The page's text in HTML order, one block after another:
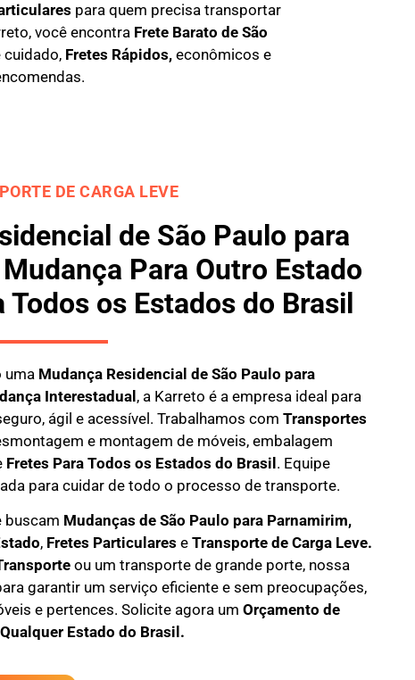
para quem precisa transportar
você encontra Frete Barato de São
Fretes Rápidos, econômicos e
DE CARGA LEVE
de São Paulo para
Para Outro Estado
Todos os Estados do Brasil
uma Mudança Residencial de São Paulo para
Interestadual, a Karreto é a empresa ideal para
ágil e acessível. Trabalhamos com Transportes
e montagem de móveis, embalagem
Fretes Para Todos os Estados do Brasil. Equipe
para cuidar de todo o processo de transporte.
buscam Mudanças de São Paulo para Parnamirim,
,Fretes Particulares e Transportede Carga Leve.
ou um transporte de grande porte, nossa
garantir um serviço eficiente e sem preocupações,
e pertences. Solicite agora um Orçamento de
Estado do Brasil.